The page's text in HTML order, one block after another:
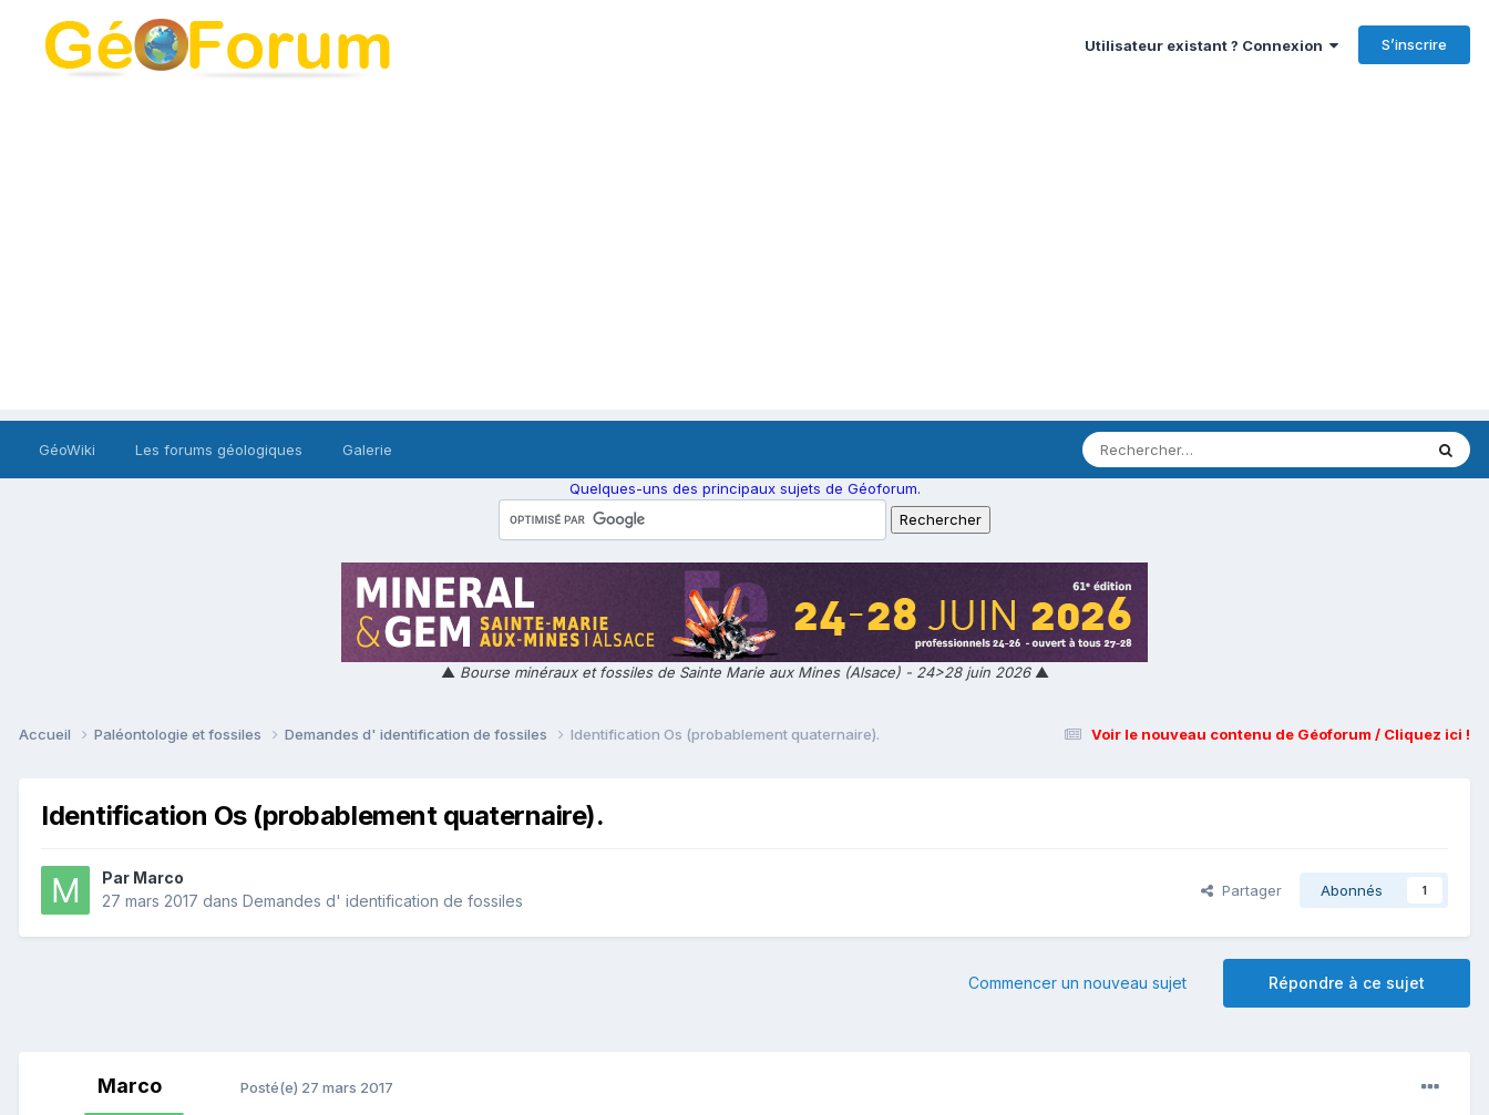
Utilisateur existant ? Connexion S’inscrire
GéoWiki Les forums géologiques Galerie
Quelques-uns des principaux sujets de Géoforum.
▲ Bourse minéraux et fossiles de Sainte Marie aux Mines (Alsace) - 24>28 juin 2026▲
Voir le nouveau contenu de Géoforum / Cliquez ici !
Accueil Paléontologie et fossiles Demandes d' identification de fossiles Identification Os (probablement quaternaire).
Identification Os (probablement quaternaire).
Par Marco
27 mars 2017 dans Demandes d' identification de fossiles
Partager Abonnés 1
Répondre à ce sujet
Commencer un nouveau sujet
Marco Posté(e) 27 mars 2017